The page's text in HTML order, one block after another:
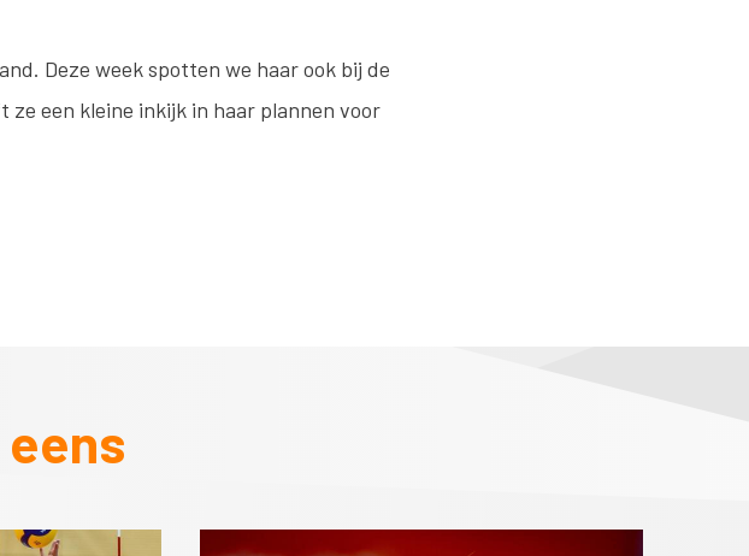
Deze week spotten we haar ook bij de
ze een kleine inkijk in haar plannen voor